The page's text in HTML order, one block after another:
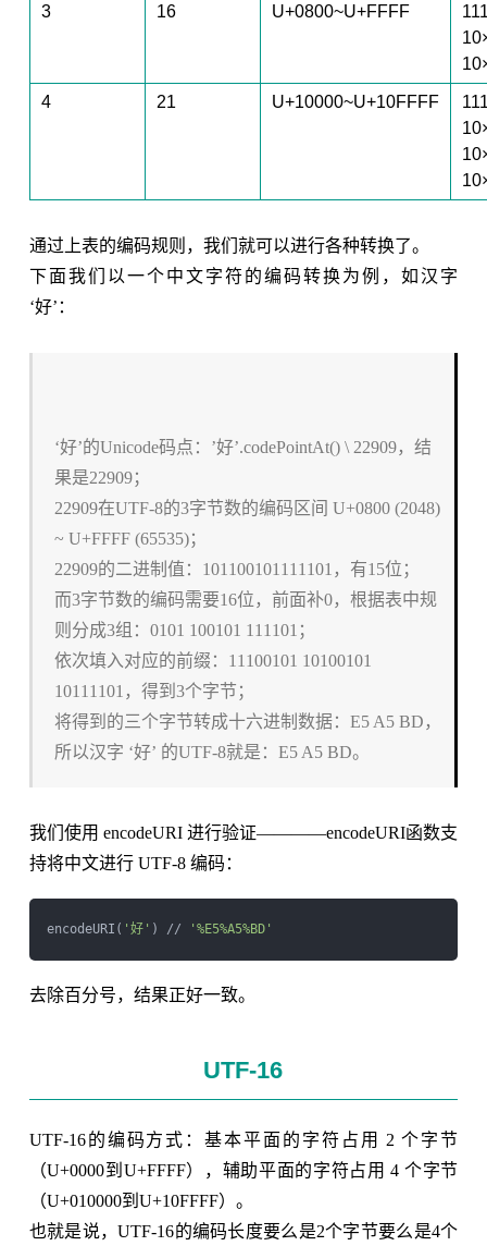
3 16 U+0800~U+FFFF
4 21 U+10000~U+10FFFF
通过上表的编码规则，我们就可以进行各种转换了。
下面我们以一个中文字符的编码转换为例，如汉字
‘好’：
‘好’的Unicode码点：’好’.codePointAt() \ 22909，结
果是22909；
22909在UTF-8的3字节数的编码区间 U+0800 (2048)
~ U+FFFF (65535)；
22909的二进制值：101100101111101，有15位；
而3字节数的编码需要16位，前面补0，根据表中规
则分成3组：0101 100101 111101；
依次填入对应的前缀：11100101 10100101
10111101，得到3个字节；
将得到的三个字节转成十六进制数据：E5 A5 BD，
所以汉字 ‘好’ 的UTF-8就是：E5 A5 BD。
我们使用 encodeURI 进行验证————encodeURI函数支
持将中文进行 UTF-8 编码：
encodeURI( '好' ) // '%E5%A5%BD'
去除百分号，结果正好一致。
UTF-16
UTF-16的编码方式：基本平面的字符占用 2 个字节
（U+0000到U+FFFF），辅助平面的字符占用 4 个字节
（U+010000到U+10FFFF）。
也就是说，UTF-16的编码长度要么是2个字节要么是4个